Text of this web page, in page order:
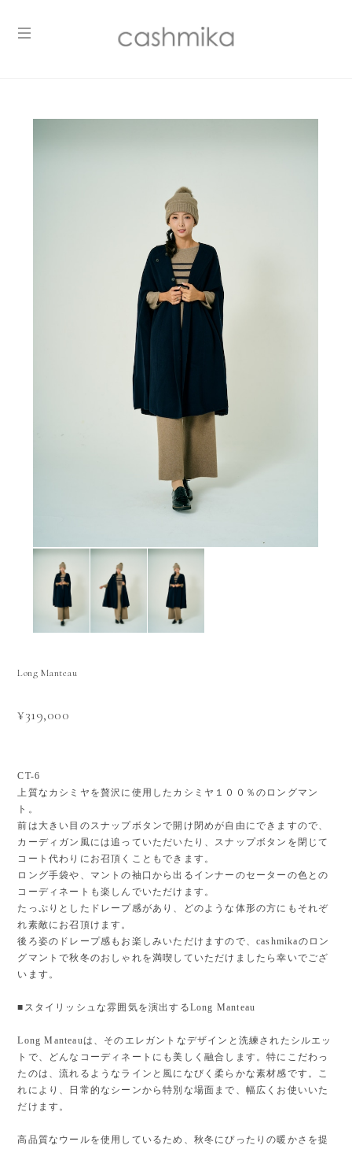
Long Manteau
¥319,000
CT-6
上質なカシミヤを贅沢に使用したカシミヤ１００％のロングマン
ト。
前は大きい目のスナップボタンで開け閉めが自由にできますので、
カーディガン風には追っていただいたり、スナップボタンを閉じて
コート代わりにお召頂くこともできます。
ロング手袋や、マントの袖口から出るインナーのセーターの色との
コーディネートも楽しんでいただけます。
たっぷりとしたドレープ感があり、どのような体形の方にもそれぞ
れ素敵にお召頂けます。
後ろ姿のドレープ感もお楽しみいただけますので、cashmikaのロン
グマントで秋冬のおしゃれを満喫していただけましたら幸いでござ
います。
■スタイリッシュな雰囲気を演出するLong Manteau
Long Manteauは、そのエレガントなデザインと洗練されたシルエッ
トで、どんなコーディネートにも美しく融合します。特にこだわっ
たのは、流れるようなラインと風になびく柔らかな素材感です。こ
れにより、日常的なシーンから特別な場面まで、幅広くお使いいた
だけます。
高品質なウールを使用しているため、秋冬にぴったりの暖かさを提